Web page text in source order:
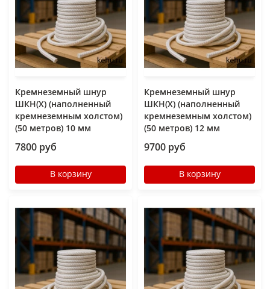
Кремнеземный шнур
ШКН(Х) (наполненный
кремнеземным холстом)
(50 метров) 10 мм
7800 руб
В корзину
Кремнеземный шнур
ШКН(Х) (наполненный
кремнеземным холстом)
(50 метров) 12 мм
9700 руб
В корзину